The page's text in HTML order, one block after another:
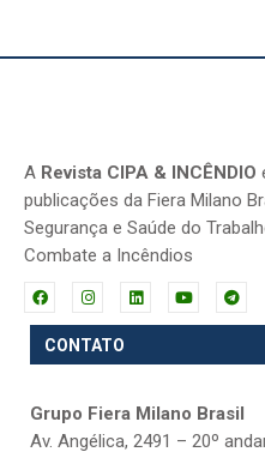
A Revista CIPA & INCÊNDIO
publicações da Fiera Milano
Segurança e Saúde do
Combate a Incêndios
CONTATO
Grupo Fiera Milano Brasil
Av. Angélica, 2491 – 20º